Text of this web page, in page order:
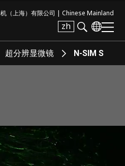
（上海）有限公司 | Chinese Mainland
zh
超分辨显微镜 N-SIM S